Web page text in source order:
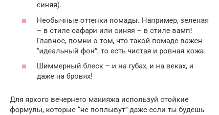
синяя).
Необычные оттенки помады. Например, зеленая
– в стиле сафари или синяя – в стиле вамп!
Главное, помни о том, что такой помаде важен
“идеальный фон”, то есть чистая и ровная кожа.
Шиммерный блеск – и на губах, и на веках, и
даже на бровях!
Для яркого вечернего макияжа используй стойкие
формулы, которые “не поплывут” даже если ты будешь